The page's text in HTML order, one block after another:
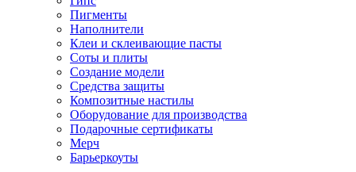
Пигменты
Наполнители
Клеи и склеивающие пасты
Соты и плиты
Создание модели
Средства защиты
Композитные настилы
Оборудование для производства
Подарочные сертификаты
Мерч
Барьеркоуты